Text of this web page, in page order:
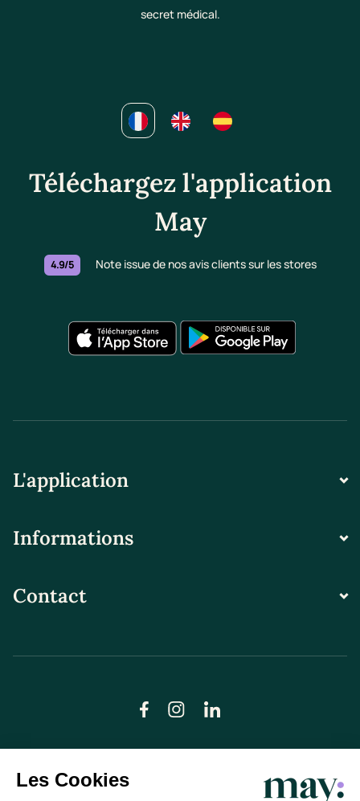
secret médical.
Téléchargez l'application
May
4.9/5 Note issue de nos avis clients sur les stores
L'application
Informations
Contact